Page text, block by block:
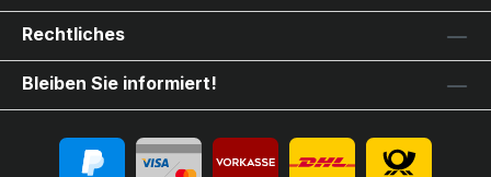
Rechtliches
Bleiben Sie informiert!